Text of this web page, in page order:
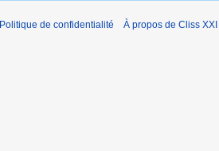
Politique de confidentialité À propos de Cliss XXI